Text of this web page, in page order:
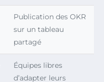
Publication des OKR
sur un tableau
partagé
Équipes libres
d’adapter leurs